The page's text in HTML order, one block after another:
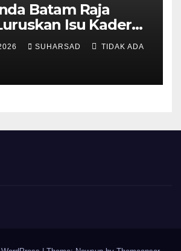
Batam Raja
Isu Kader
RW: Bukan Petugas
Hanya
untuk Digitalisasi
SUHARSAD TIDAK ADA